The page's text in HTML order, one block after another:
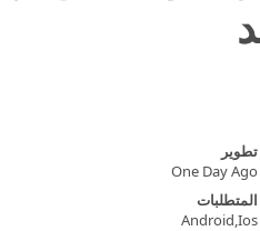
تطوير
One Day Ago
المتطلبات
Android,Ios